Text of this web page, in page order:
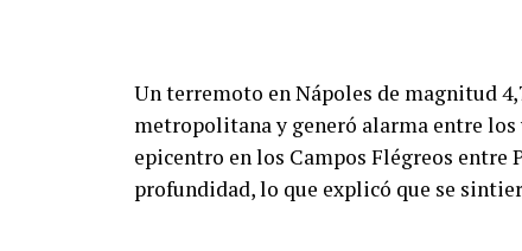
Un terremoto en Nápoles de magnitud
metropolitana y generó alarma entre
epicentro en los Campos Flégreos
profundidad, lo que explicó que se